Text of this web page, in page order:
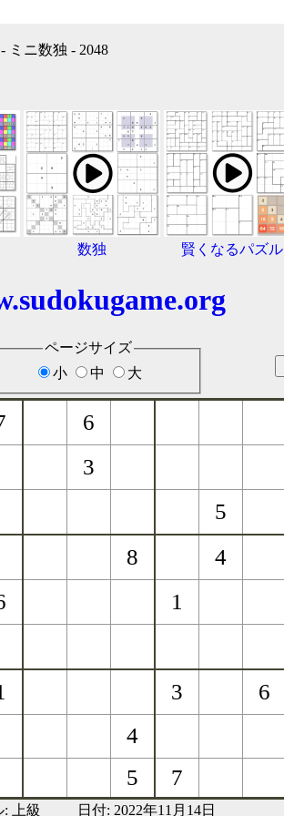
ミニ数独 - 2048
数独 賢くなるパズル
ページサイズ
小
中 大
: 上級 日付: 2022年11月14日